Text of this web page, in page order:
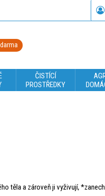
ČISTÍCÍ
PROSTŘEDKY
těla a zároveň ji vyživují,